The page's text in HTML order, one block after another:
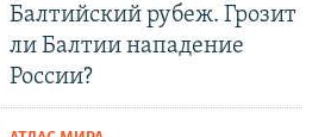
Балтийский рубеж. Грозит
ли Балтии нападение
России?